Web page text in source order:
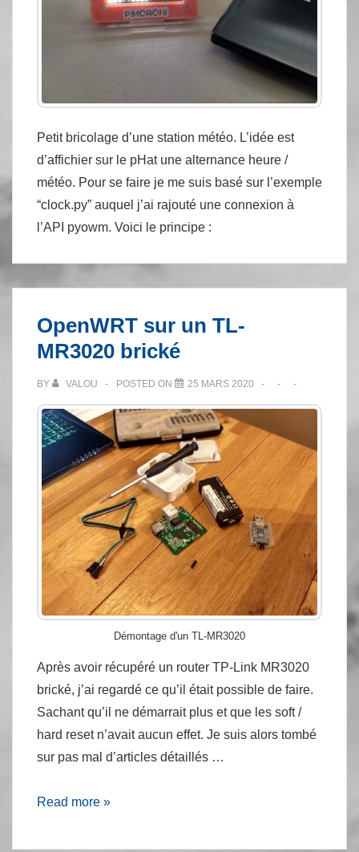
Petit bricolage d’une station météo. L’idée est
d’affichier sur le pHat une alternance heure /
météo. Pour se faire je me suis basé sur l’exemple
“clock.py” auquel j’ai rajouté une connexion à
l’API pyowm. Voici le principe :
OpenWRT sur un TL-
MR3020 brické
BY VALOU POSTED ON 25 MARS 2020
Démontage d'un TL-MR3020
Après avoir récupéré un router TP-Link MR3020
brické, j’ai regardé ce qu’il était possible de faire.
Sachant qu’il ne démarrait plus et que les soft /
hard reset n’avait aucun effet. Je suis alors tombé
sur pas mal d’articles détaillés …
OpenWRT
un
Read more »